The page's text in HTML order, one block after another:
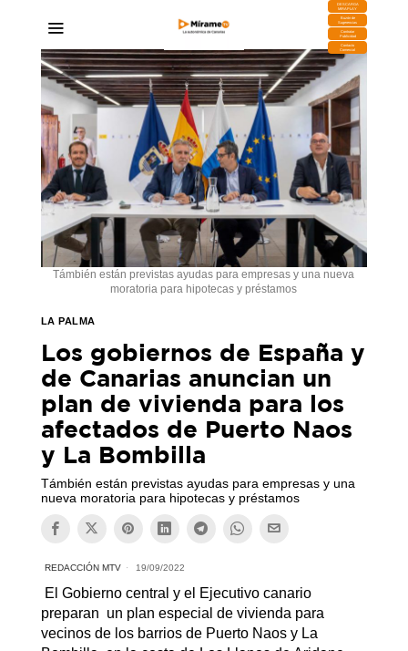
DESCARGA
MIRAPLAY
Buzón de
Sugerencias
Contratar
Publicidad
Contacto
Comercial
Támbién están previstas ayudas para empresas y una nueva
moratoria para hipotecas y préstamos
LA PALMA
Los gobiernos de España y
de Canarias anuncian un
plan de vivienda para los
afectados de Puerto Naos
y La Bombilla
Támbién están previstas ayudas para empresas y una
nueva moratoria para hipotecas y préstamos
REDACCIÓN MTV 19/09/2022
El Gobierno central y el Ejecutivo canario
preparan un plan especial de vivienda para
vecinos de los barrios de Puerto Naos y La